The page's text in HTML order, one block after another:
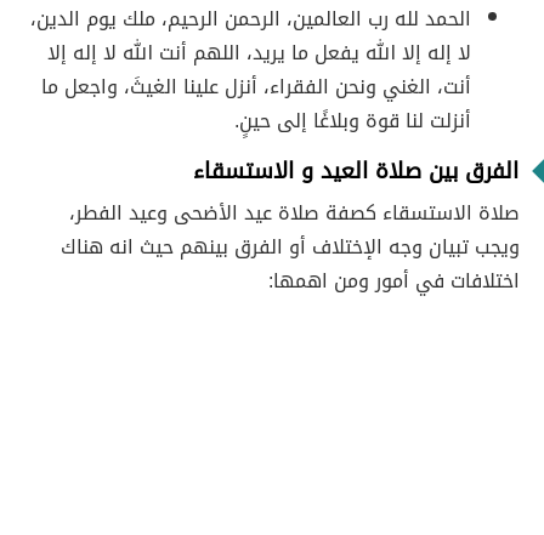
الحمد لله رب العالمين، الرحمن الرحيم، ملك يوم الدين،
لا إله إلا الله يفعل ما يريد، اللهم أنت الله لا إله إلا
أنت، الغني ونحن الفقراء، أنزل علينا الغيثَ، واجعل ما
أنزلت لنا قوة وبلاغًا إلى حينٍ.
الفرق بين صلاة العيد و الاستسقاء
صلاة الاستسقاء كصفة صلاة عيد الأضحى وعيد الفطر،
ويجب تبيان وجه الإختلاف أو الفرق بينهم حيث انه هناك
اختلافات في أمور ومن اهمها: